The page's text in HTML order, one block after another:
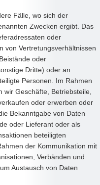
Fälle, wo sich der
Zwecken ergibt. Das
oder
von Vertretungsverhältnissen
oder
Dritte) oder an
Personen. Im Rahmen
wir Geschäfte, Betriebsteile,
oder erwerben oder
Bekanntgabe von Daten
oder Lieferant oder als
beteiligten
der Kommunikation mit
Verbänden und
Austausch von Daten